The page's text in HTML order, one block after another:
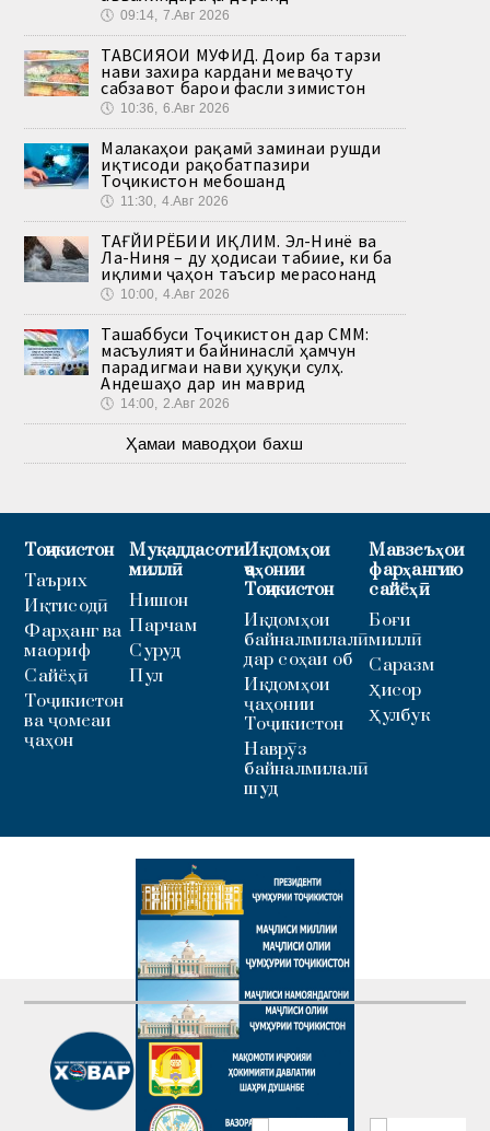
🕔 09:14, 7.Авг 2026
ТАВСИЯҲОИ МУФИД. Доир ба тарзи
нави захира кардани меваҷоту
сабзавот барои фасли зимистон
🕔 10:36, 6.Авг 2026
Малакаҳои рақамӣ заминаи рушди
иқтисоди рақобатпазири
Тоҷикистон мебошанд
🕔 11:30, 4.Авг 2026
ТАҒЙИРЁБИИ ИҚЛИМ. Эл-Нинё ва
Ла-Ниня – ду ҳодисаи табиие, ки ба
иқлими ҷаҳон таъсир мерасонанд
🕔 10:00, 4.Авг 2026
Ташаббуси Тоҷикистон дар СММ:
масъулияти байнинаслӣ ҳамчун
парадигмаи нави ҳуқуқи сулҳ.
Андешаҳо дар ин маврид
🕔 14:00, 2.Авг 2026
Ҳамаи маводҳои бахш
Тоҷикистон
Таърих
Иқтисодӣ
Фарҳанг ва
маориф
Сайёҳӣ
Тоҷикистон
ва ҷомеаи
ҷаҳон
Муқаддасоти
миллӣ
Нишон
Парчам
Суруд
Пул
Иқдомҳои
ҷаҳонии
Тоҷикистон
Иқдомҳои
байналмилалӣ
дар соҳаи об
Иқдомҳои
ҷаҳонии
Тоҷикистон
Наврӯз
байналмилалӣ
шуд
Мавзеъҳои
фарҳангию
сайёҳӣ
Боғи
миллӣ
Саразм
Ҳисор
Ҳулбук